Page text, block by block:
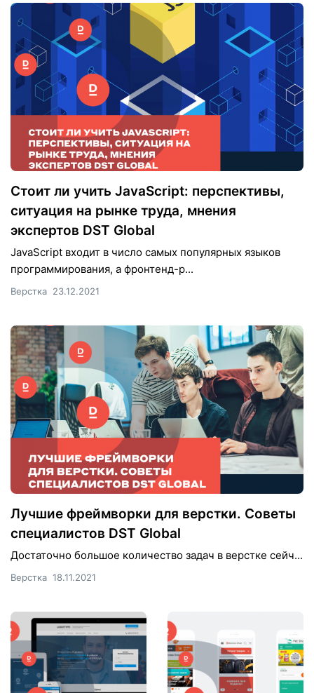
Стоит ли учить JavaScript: перспективы,
ситуация на рынке труда, мнения
экспертов DST Global
JavaScript входит в число самых популярных языков
программирования, а фронтенд-р...
Верстка 23.12.2021
Лучшие фреймворки для верстки. Советы
специалистов DST Global
Достаточно большое количество задач в верстке сейч...
Верстка 18.11.2021